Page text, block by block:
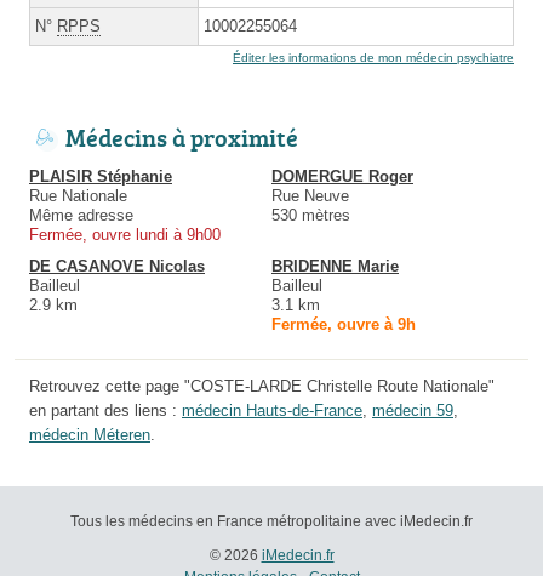
N° RPPS 10002255064
Éditer les informations de mon médecin psychiatre
Médecins à proximité
PLAISIR Stéphanie
Rue Nationale
Même adresse
Fermée, ouvre lundi à 9h00
DOMERGUE Roger
Rue Neuve
530 mètres
DE CASANOVE Nicolas
Bailleul
2.9 km
BRIDENNE Marie
Bailleul
3.1 km
Fermée, ouvre à 9h
Retrouvez cette page "COSTE-LARDE Christelle Route Nationale"
en partant des liens : médecin Hauts-de-France, médecin 59,
médecin Méteren.
Tous les médecins en France métropolitaine avec iMedecin.fr
© 2026 iMedecin.fr